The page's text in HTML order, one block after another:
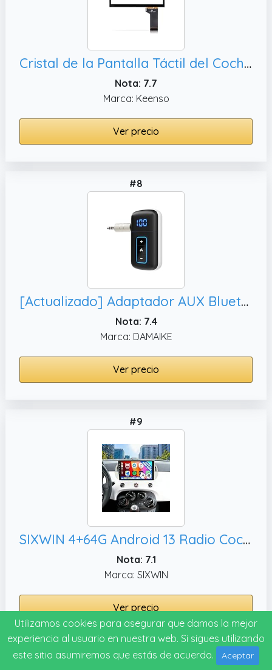
Cristal de la Pantalla Táctil del Coche, Digitalizador de la Pantalla Táctil LCD del Coche TDo ‑ WVGA0633F00039 Reemplazo del Digitalizador de la Pantalla Táctil del DVD del CD para MIB
Nota: 7.7
Marca: Keenso
Ver precio
#8
[Actualizado] Adaptador AUX Bluetooth 5.3 para coche, reproducción
Nota: 7.4
Marca: DAMAIKE
Ver precio
#9
SIXWIN 4+64G Android 13 Radio Coche para FIAT 500 2007-2015 con CarPlay&Android Auto,9 Pulgadas Pantalla Táctil con Bluetooth/WiFi/GPS/FM/RDS/USB 32EQ con Cámara Trasera
Nota: 7.1
Marca: SIXWIN
Ver precio
#10
Utilizamos cookies para asegurar que damos la mejor
experiencia al usuario en nuestra web. Si sigues utilizando
este sitio asumiremos que estás de acuerdo.
Aceptar